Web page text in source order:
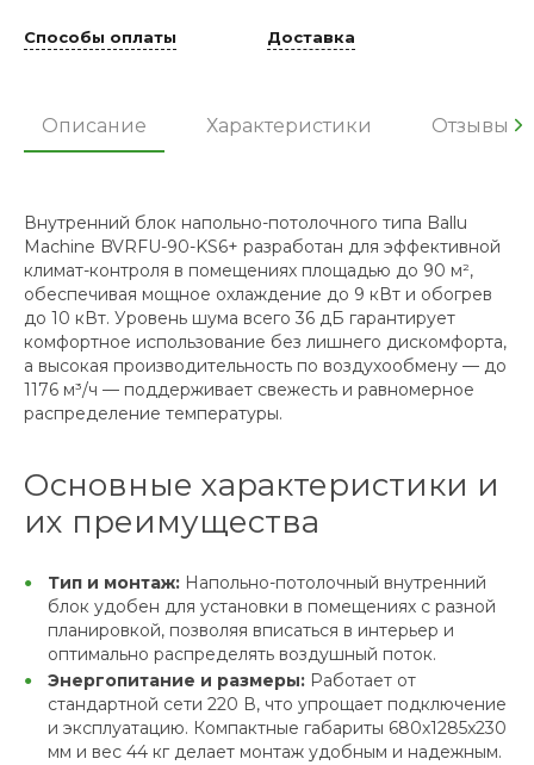
Способы оплаты Доставка
Описание Характеристики Отзывы
Внутренний блок напольно-потолочного типа Ballu
Machine BVRFU-90-KS6+ разработан для эффективной
климат-контроля в помещениях площадью до 90 м²,
обеспечивая мощное охлаждение до 9 кВт и обогрев
до 10 кВт. Уровень шума всего 36 дБ гарантирует
комфортное использование без лишнего дискомфорта,
а высокая производительность по воздухообмену — до
1176 м³/ч — поддерживает свежесть и равномерное
распределение температуры.
Основные характеристики и
их преимущества
Тип и монтаж: Напольно-потолочный внутренний
блок удобен для установки в помещениях с разной
планировкой, позволяя вписаться в интерьер и
оптимально распределять воздушный поток.
Энергопитание и размеры: Работает от
стандартной сети 220 В, что упрощает подключение
и эксплуатацию. Компактные габариты 680x1285x230
мм и вес 44 кг делает монтаж удобным и надежным.